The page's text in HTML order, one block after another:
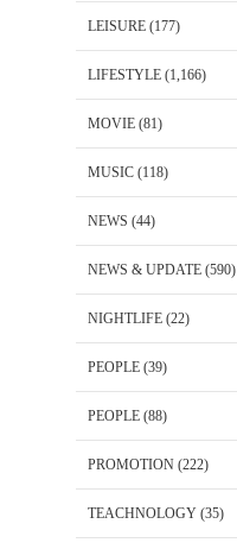
LEISURE (177)
LIFESTYLE (1,166)
MOVIE (81)
MUSIC (118)
NEWS (44)
NEWS & UPDATE (590)
NIGHTLIFE (22)
PEOPLE (39)
PEOPLE (88)
PROMOTION (222)
TEACHNOLOGY (35)